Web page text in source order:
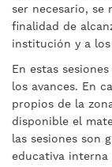
ser necesario, se
finalidad de
institución y a
En estas
los avances. En
propios de la
disponible el
las sesiones son
educativa interna